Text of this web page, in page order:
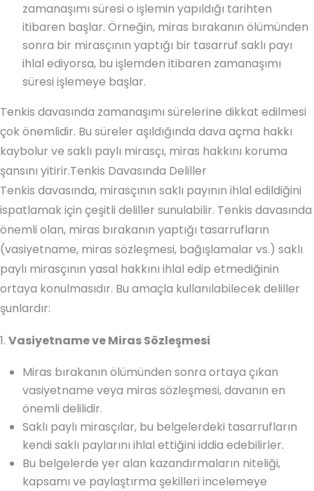
zamanaşımı süresi o işlemin yapıldığı tarihten
itibaren başlar. Örneğin, miras bırakanın ölümünden
sonra bir mirasçının yaptığı bir tasarruf saklı payı
ihlal ediyorsa, bu işlemden itibaren zamanaşımı
süresi işlemeye başlar.
Tenkis davasında zamanaşımı sürelerine dikkat edilmesi
çok önemlidir. Bu süreler aşıldığında dava açma hakkı
kaybolur ve saklı paylı mirasçı, miras hakkını koruma
şansını yitirir.Tenkis Davasında Deliller
Tenkis davasında, mirasçının saklı payının ihlal edildiğini
ispatlamak için çeşitli deliller sunulabilir. Tenkis davasında
önemli olan, miras bırakanın yaptığı tasarrufların
(vasiyetname, miras sözleşmesi, bağışlamalar vs.) saklı
paylı mirasçının yasal hakkını ihlal edip etmediğinin
ortaya konulmasıdır. Bu amaçla kullanılabilecek deliller
şunlardır:
1. Vasiyetname ve Miras Sözleşmesi
Miras bırakanın ölümünden sonra ortaya çıkan
vasiyetname veya miras sözleşmesi, davanın en
önemli delilidir.
Saklı paylı mirasçılar, bu belgelerdeki tasarrufların
kendi saklı paylarını ihlal ettiğini iddia edebilirler.
Bu belgelerde yer alan kazandırmaların niteliği,
kapsamı ve paylaştırma şekilleri incelemeye